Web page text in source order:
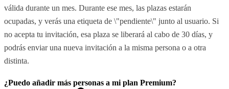
válida durante un mes. Durante ese mes, las plazas estarán
ocupadas, y verás una etiqueta de \"pendiente\" junto al usuario. Si
no acepta tu invitación, esa plaza se liberará al cabo de 30 días, y
podrás enviar una nueva invitación a la misma persona o a otra
distinta.
¿Puedo añadir más personas a mi plan Premium?